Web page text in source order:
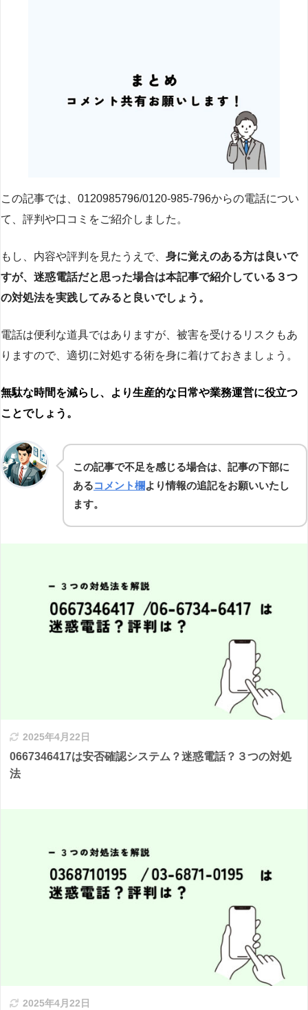
この記事では、0120985796/0120-985-796からの電話につい
て、評判や口コミをご紹介しました。
もし、内容や評判を見たうえで、 身に覚えのある方は良いで
すが、迷惑電話だと思った場合は本記事で紹介している３つ
の対処法を実践してみると良いでしょう。
電話は便利な道具ではありますが、被害を受けるリスクもあ
りますので、適切に対処する術を身に着けておきましょう。
無駄な時間を減らし、より生産的な日常や業務運営に役立つ
ことでしょう。
この記事で不足を感じる場合は、記事の下部に
あるコメント欄より情報の追記をお願いいたし
ます。
2025年4月22日
0667346417は安否確認システム？迷惑電話？３つの対処
法
2025年4月22日